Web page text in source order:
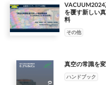
を覆す新しい
料
その他
真空の常識を
ハンドブック